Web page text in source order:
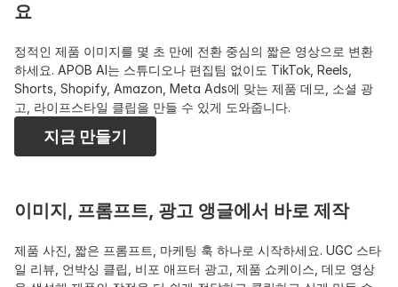
요
정적인 제품 이미지를 몇 초 만에 전환 중심의 짧은 영상으로 변환
하세요. APOB AI는 스튜디오나 편집팀 없이도 TikTok, Reels,
Shorts, Shopify, Amazon, Meta Ads에 맞는 제품 데모, 소셜 광
고, 라이프스타일 클립을 만들 수 있게 도와줍니다.
지금 만들기
이미지, 프롬프트, 광고 앵글에서 바로 제작
제품 사진, 짧은 프롬프트, 마케팅 훅 하나로 시작하세요. UGC 스타
일 리뷰, 언박싱 클립, 비포 애프터 광고, 제품 쇼케이스, 데모 영상